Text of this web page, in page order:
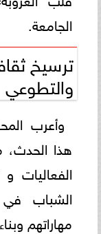
الجامعة.
ترسيخ
والتطوعي
وأعرب
هذا الحدث،
الفعاليات
الشباب
مهاراتهم